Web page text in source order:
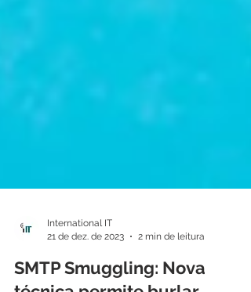
International IT